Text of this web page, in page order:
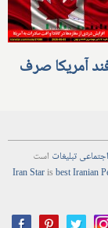
دوربرد و ۸۰% پدافند آمریکا صرف
اجتماعیتبلیغات است
Iran Starisbest Iranian